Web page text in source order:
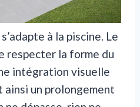
à la piscine. Le
respecter la forme du
intégration visuelle
ainsi un prolongement